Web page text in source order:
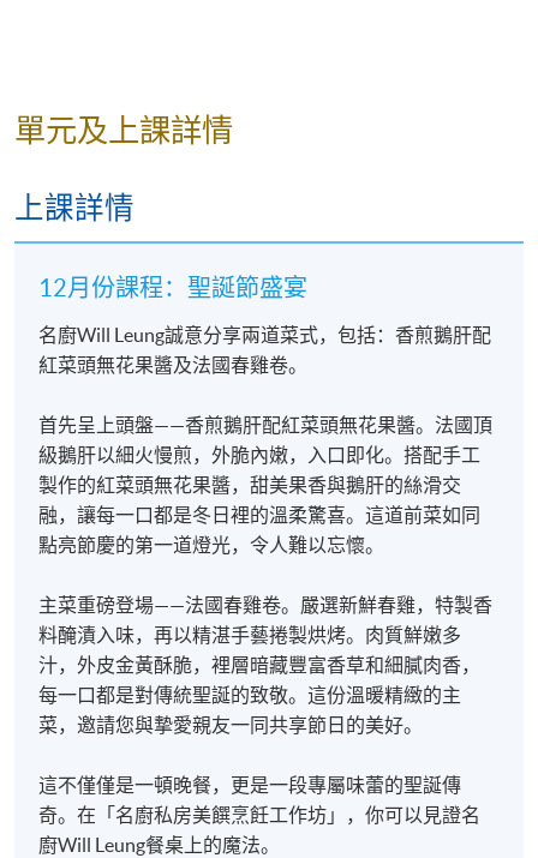
本課程共3小時
Private Group Training
arranged. Please contact Programme Team (Tel:
28678324 or email:
foodandbeverage@hkuspace.hku.hk) for details.
單元及上課詳情
上課詳情
12月份課程：聖誕節盛宴
名廚Will Leung誠意分享兩道菜式，包括：香煎鵝肝配
紅菜頭無花果醬及法國春雞卷。
首先呈上頭盤——香煎鵝肝配紅菜頭無花果醬。法國頂
級鵝肝以細火慢煎，外脆內嫩，入口即化。搭配手工
製作的紅菜頭無花果醬，甜美果香與鵝肝的絲滑交
融，讓每一口都是冬日裡的溫柔驚喜。這道前菜如同
點亮節慶的第一道燈光，令人難以忘懷。
主菜重磅登場——法國春雞卷。嚴選新鮮春雞，特製香
料醃漬入味，再以精湛手藝捲製烘烤。肉質鮮嫩多
汁，外皮金黃酥脆，裡層暗藏豐富香草和細膩肉香，
每一口都是對傳統聖誕的致敬。這份溫暖精緻的主
菜，邀請您與摯愛親友一同共享節日的美好。
這不僅僅是一頓晚餐，更是一段專屬味蕾的聖誕傳
奇。在「名廚私房美饌烹飪工作坊」，你可以見證名
廚Will Leung餐桌上的魔法。